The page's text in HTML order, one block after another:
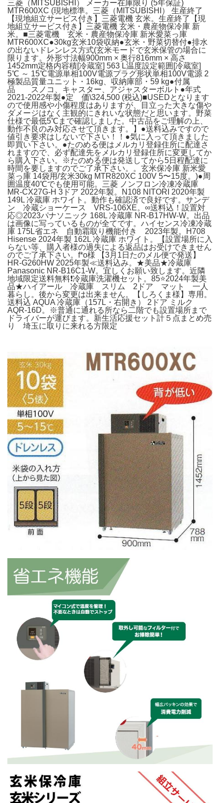
三菱（MITSUBISHI） メーカー在庫限り (5年保証)
MTR600XC (現地標準。三菱（MITSUBISHI） 生産終了
【現地組立サービス付き】三菱電機 玄米。生産終了【現
地組立サービス付き】三菱電機 玄米・農産物保冷庫 新
米。■三菱電機 玄米・農産物保冷庫 新米愛菜っ庫
MTR600XC●30kg玄米10袋収納●玄米・野菜切替付●排水
の出ないドレンレス方式(玄米モードで玄米保管の場合に
限ります。外形寸法幅900mm × 奥行816mm × 高さ
1452mm定格内容積[冷蔵室] 563 L温度設定範囲[冷蔵室]
5℃ ～ 15℃電源単相100V電源プラグ形状単相100V電源 2
極製品質量ユニット・16kg、収納庫部・59 kg●付属
品 スノコ、キャスター、アジャスターボルト●年式
2021-2022年製●定 価\324,500 (税込)■USEDとなります
ので使用感や小傷程度はありますが、目立った大きな傷や
ダメージはなく主観的にきれいな状態だと思います。野菜
仕様で最低5℃まで確認しました。中古品をご理解の上、
動作不良のみ対応させて頂きます。】●送料込みですので
値引き要求はしないで下さい！！●気に入って頂きました
即買い下さい。●たのめる便はメルカリ登録住所に配達さ
れますので、必ず配達先をメルカリ登録住所に変更してか
ら購入下さい。※たのめる便は発送してから5日程配達に
時間を要しますのでご了承下さい。。玄米保冷庫 新米愛
菜っ庫 14袋用/玄米30kg MTR820XC 100V 5〜15度。)●周
囲温度40℃でも使用可能。三菱 ノンフロン冷凍冷蔵庫
MR-CX27G-H 3ドア 2022年製。N108 NITORI 2020年製
149L 冷蔵庫 ホワイト。動作も確認済で良好です。サンデ
ン 冷蔵ショーケース VRS-106XE。∞送料込！設置対
応◎2023パナソニック 168L 冷蔵庫 NR-B17HW-W。出品
は画像に写っているものが全てです。ハイセンス冷凍冷蔵
庫 175L省エネ 自動霜取り機能付き 2023年製。H708
Hisense 2024年製 162L 冷蔵庫 ホワイト。【設置場所に入
らない等、購入者様の過失による返品はお受けできません
のでご了承下さい。f*o様 【3月1日たのメル便で発送】
HR-G260HW 2025年製≪送料込み。★美品★冷蔵庫
Panasonic NR-B16C1-W。宜しくお願い致します。近隣
地域限定送料無料❗️冷蔵庫洗濯機セット。85⭐️2024年製美
品★ハイアール 冷蔵庫 スリム 2ドア マット 一人
暮らし。後から変更は出来ません。【しろくま様】専用。
送料込 AQUA 冷蔵庫（157L・右開き） 2ドア ミルク
AQR-16D。※普通に通れる所なら二階でも設置場所まで
ドライバーが運びます。新生活応援セット計５点まとめ売
り 埼玉に取りに来れる方限定